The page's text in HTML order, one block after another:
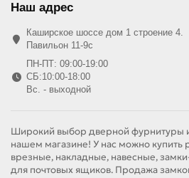
Наш адрес
Каширское шоссе дом 1 строение 4.
Павильон 11-9с
ПН-ПТ: 09:00-19:00
СБ:10:00-18:00
Вс. - выходной
Широкий выбор дверной фурнитуры
нашем магазине! У нас можно купить
врезные, накладные, навесные,
для почтовых ящиков. Продажа